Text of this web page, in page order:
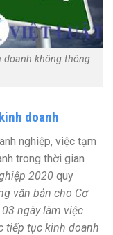
doanh không thông
doanh
nghiệp, việc tạm
trong thời gian
2020 quy
văn bản cho Cơ
ngày làm việc
tiếp tục kinh doanh